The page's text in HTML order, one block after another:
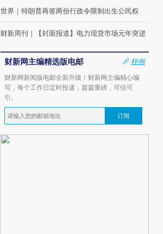
世界 ｜ 特朗普再签两份行政令限制出生公民权
财新周刊 ｜ 【封面报道】电力现货市场元年突进
财新网主编精选版电邮
样例
财新网新闻版电邮全新升级！财新网主编精心编
写，每个工作日定时投递，篇篇重磅，可信可
引。
订阅